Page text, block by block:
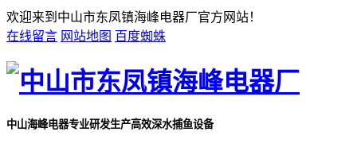
欢迎来到中山市东凤镇海峰电器厂官方网站！
在线留言 网站地图 百度蜘蛛
中山海峰电器专业研发生产高效深水捕鱼设备